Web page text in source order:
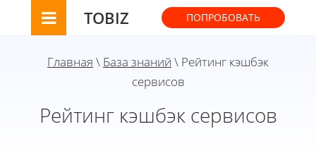
TOBIZ ПОПРОБОВАТЬ
Главная \ База знаний \ Рейтинг кэшбэк
сервисов
Рейтинг кэшбэк сервисов